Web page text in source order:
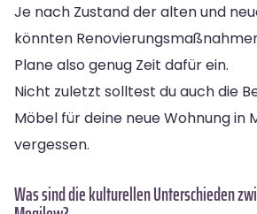
Je nach Zustand der alten und
könnten
Plane also genug Zeit dafür ein.
Nicht zuletzt solltest du auch die
Möbel für deine neue Wohnung in
vergessen.
Was sind die kulturellen Unterschieden